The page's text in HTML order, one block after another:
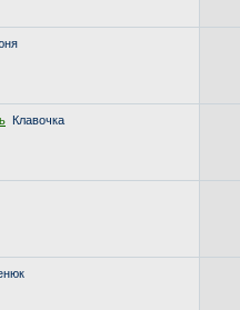
Клавочка